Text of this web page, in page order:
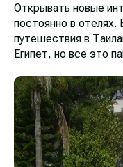
Открывать новые
постоянно в
путешествия в
Египет, но все это